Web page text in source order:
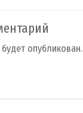
опубликован.